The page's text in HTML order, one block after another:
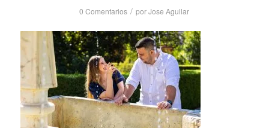
0 Comentarios / porJose Aguilar